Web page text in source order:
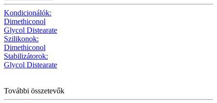
Kondicionálók:
Dimethiconol
Glycol Distearate
Szilikonok:
Dimethiconol
Stabilizátorok:
Glycol Distearate
További összetevők